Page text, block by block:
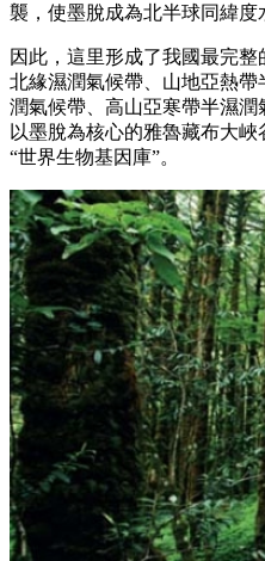
襲，使墨脫成為北半球同緯度
因此，這里形成了我國最完
北緣濕潤氣候帶、山地亞熱
潤氣候帶、高山亞寒帶半濕潤
以墨脫為核心的雅魯藏布大
“世界生物基因庫”。